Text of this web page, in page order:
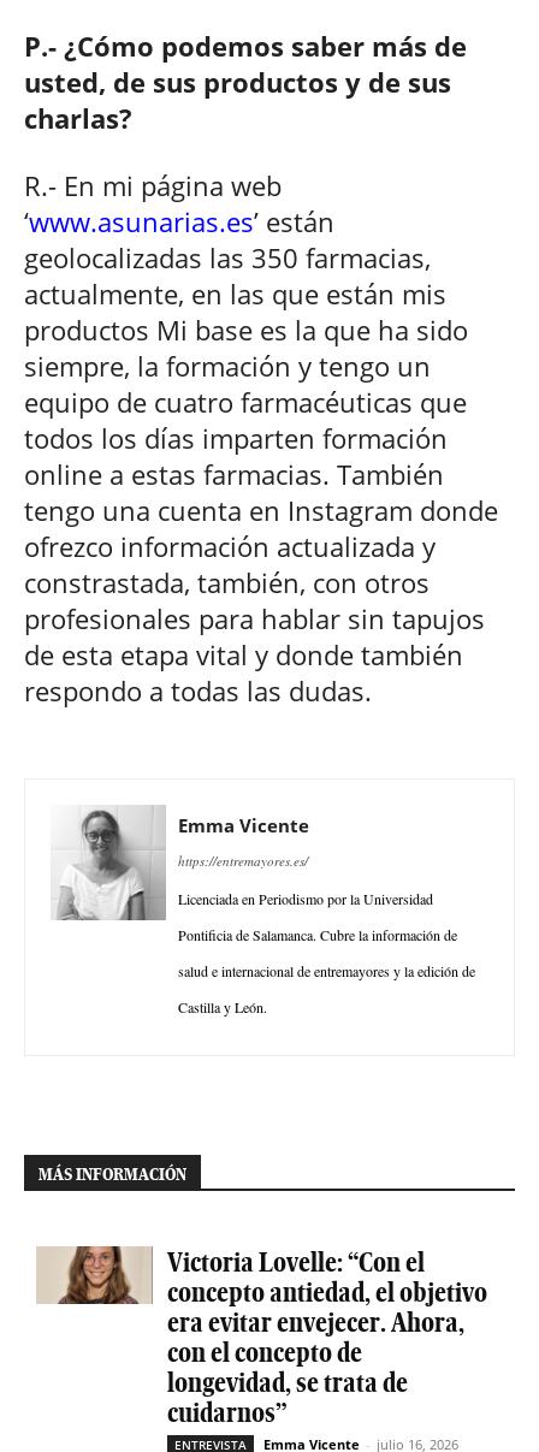
P.- ¿Cómo podemos saber más de
usted, de sus productos y de sus
charlas?
R.- En mi página web
‘www.asunarias.es’ están
geolocalizadas las 350 farmacias,
actualmente, en las que están mis
productos Mi base es la que ha sido
siempre, la formación y tengo un
equipo de cuatro farmacéuticas que
todos los días imparten formación
online a estas farmacias. También
tengo una cuenta en Instagram donde
ofrezco información actualizada y
constrastada, también, con otros
profesionales para hablar sin tapujos
de esta etapa vital y donde también
respondo a todas las dudas.
Emma Vicente
https://entremayores.es/
Licenciada en Periodismo por la Universidad
Pontificia de Salamanca. Cubre la información de
salud e internacional de entremayores y la edición de
Castilla y León.
MÁS INFORMACIÓN
Victoria Lovelle: “Con el
concepto antiedad, el objetivo
era evitar envejecer. Ahora,
con el concepto de
longevidad, se trata de
cuidarnos”
ENTREVISTA Emma Vicente - julio 16, 2026